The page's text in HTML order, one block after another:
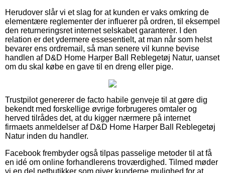
Herudover slår vi et slag for at kunden er vaks omkring de
elementære reglementer der influerer på ordren, til eksempel
den returneringsret internet selskabet garanterer. I den
relation er det ydermere essesentielt, at man når som helst
bevarer ens ordremail, så man senere vil kunne bevise
handlen af D&D Home Harper Ball Reblegetøj Natur, uanset
om du skal købe en gave til en dreng eller pige.
Trustpilot genererer de facto habile genveje til at gøre dig
bekendt med forskellige øvrige forbrugeres omtaler og
herved tilrådes det, at du kigger nærmere på internet
firmaets anmeldelser af D&D Home Harper Ball Reblegetøj
Natur inden du handler.
Facebook frembyder også tilpas passelige metoder til at få
en idé om online forhandlerens troværdighed. Tilmed møder
vi en del netbutikker som giver kunderne mulighed for at